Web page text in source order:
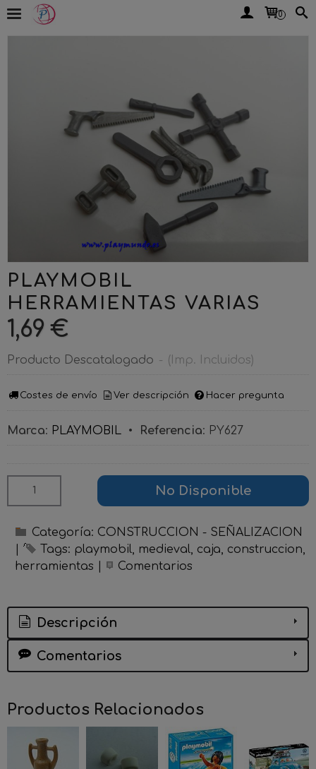
0
PLAYMOBIL
HERRAMIENTAS VARIAS
1,69 €
Producto Descatalogado - (Imp. Incluidos)
Costes de envío Ver descripción Hacer pregunta
Marca: PLAYMOBIL • Referencia: PY627
No Disponible
Categoría: CONSTRUCCION - SEÑALIZACION
Tags: playmobil medieval caja
construccion
herramientas
Comentarios
Descripción
Comentarios
Productos Relacionados